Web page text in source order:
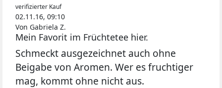
verifizierter Kauf
02.11.16, 09:10
Von Gabriela Z.
Mein Favorit im Früchtetee hier.
Schmeckt ausgezeichnet auch ohne
Beigabe von Aromen. Wer es fruchtiger
mag, kommt ohne nicht aus.